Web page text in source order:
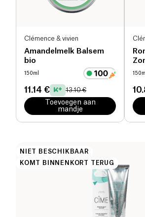
Clémence & vivien
Amandelmelk Balsem
bio
150ml
11.14 € 13.10 €
Toevoegen aan
mandje
150ml
NIET BESCHIKBAAR
KOMT BINNENKORT TERUG